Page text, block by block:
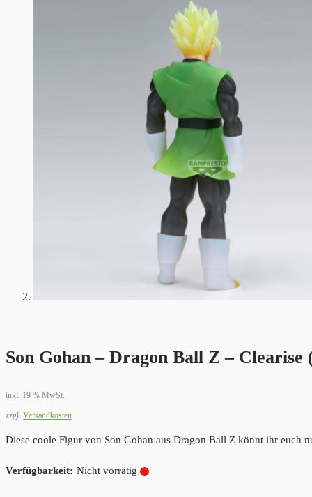
Son Gohan – Dragon Ball Z –
inkl. 19 % MwSt.
zzgl. Versandkosten
Diese coole Figur von Son Gohan aus Dragon Ball Z könnt ihr euch
Nicht vorrätig